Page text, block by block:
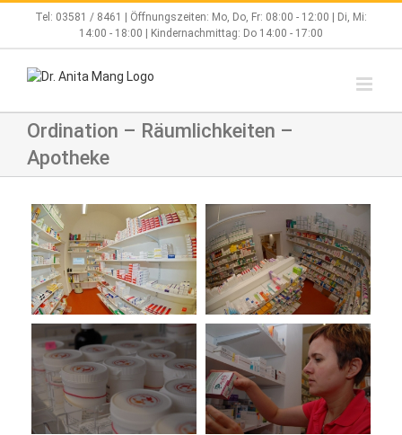
springen
Tel: 03581 / 8461
| Öffnungszeiten: Mo, Do, Fr: 08:00 - 12:00 | Di, Mi:
14:00 - 18:00 | Kindernachmittag: Do 14:00 - 17:00
Ordination – Räumlichkeiten –
Apotheke